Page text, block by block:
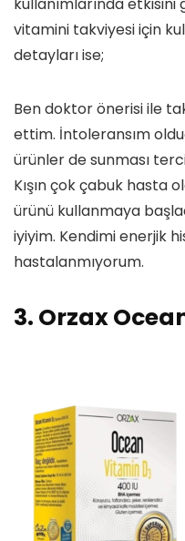
vitamini takviyesi için
detayları ise;
Ben doktor önerisi ile
ettim. İntoleransım
ürünler de sunması
Kışın çok çabuk hasta
ürünü kullanmaya
iyiyim. Kendimi enerjik
hastalanmıyorum.
3. Orzax